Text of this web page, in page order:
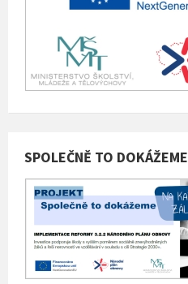
SPOLEČNĚ TO DOKÁŽEME